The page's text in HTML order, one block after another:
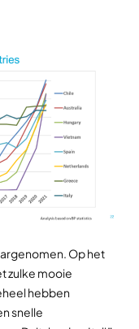
Op het
zulke mooie
hebben
snelle